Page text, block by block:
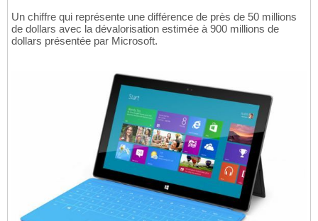
Un chiffre qui représente une différence de près de 50 millions
de dollars avec la dévalorisation estimée à 900 millions de
dollars présentée par Microsoft.